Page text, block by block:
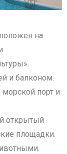
на
и балконом.
порт и
открытый
площадки.